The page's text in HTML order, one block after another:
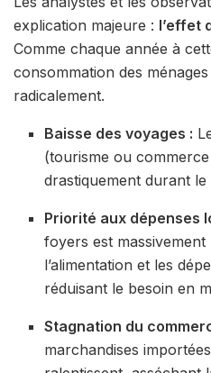
explication majeure : l’effet
Comme chaque année à
consommation des
radicalement.
Baisse des voyages :
(tourisme ou
drastiquement durant le
Priorité aux dépenses
foyers est
l’alimentation et les
réduisant le besoin en
Stagnation du
marchandises